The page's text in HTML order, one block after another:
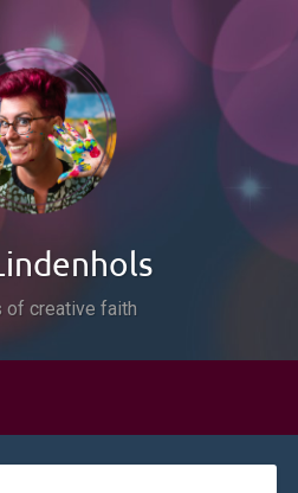
of creative faith